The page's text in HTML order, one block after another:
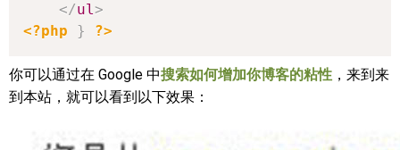
</ul>
<?php
} ?>
你可以通过在 Google 中搜索如何增加你博客的粘性 ，来到来
到本站，就可以看到以下效果：